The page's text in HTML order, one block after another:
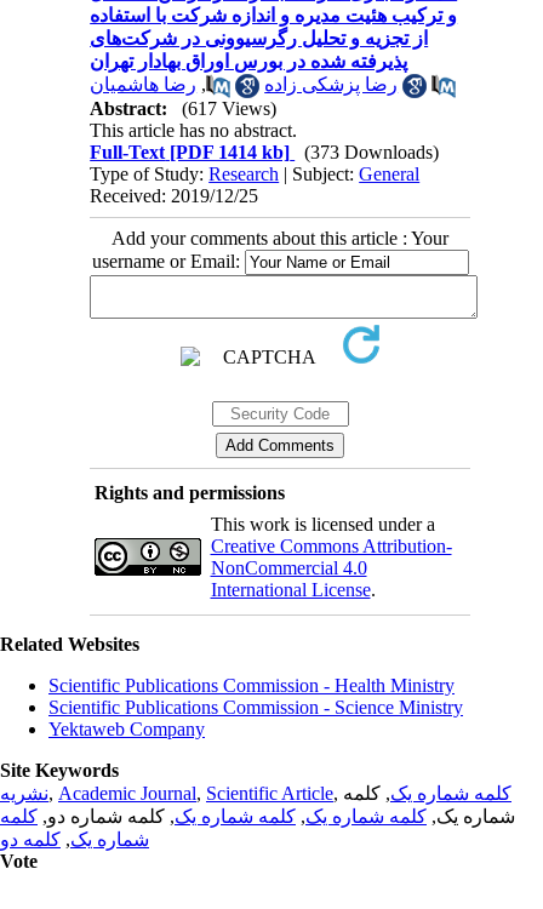
و ترکیب هئیت مدیره و اندازه شرکت با استفاده
از تجزیه و تحلیل رگرسیوونی در شرکت‌های
پذیرفته شده در بورس اوراق بهادار تهران
رضا پزشکی زاده
, رضا هاشمیان
Abstract:
(617 Views)
This article has no abstract.
Full-Text [PDF 1414 kb]
(373 Downloads)
Type of Study:Research | Subject:General
Received: 2019/12/25
Add your comments about this article : Your
username or Email:
Rights and permissions
This work is licensed under a
Creative Commons Attribution-
NonCommercial 4.0
International License.
Related Websites
Scientific Publications Commission - Health Ministry
Scientific Publications Commission - Science Ministry
Yektaweb Company
Site Keywords
نشریه, Academic Journal, Scientific Article, کلمه شماره یک, کلمه
شماره یک, کلمه شماره یک, کلمه شماره یک, کلمه شماره دو, کلمه
شماره یک, کلمه دو
Vote